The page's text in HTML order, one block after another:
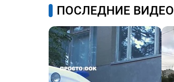
ПОСЛЕДНИЕ ВИДЕО